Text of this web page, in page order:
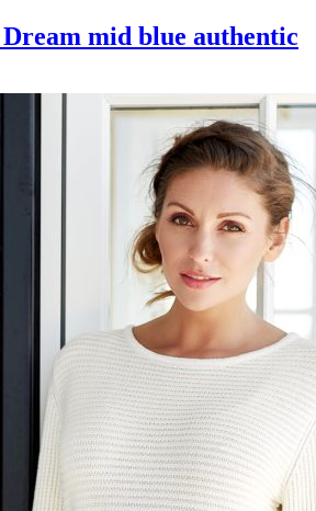
Dream mid blue authentic